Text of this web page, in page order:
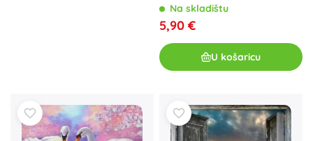
Na skladištu
5,90 €
U košaricu